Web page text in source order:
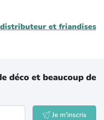
et friandises
déco et beaucoup de
Je m'inscris